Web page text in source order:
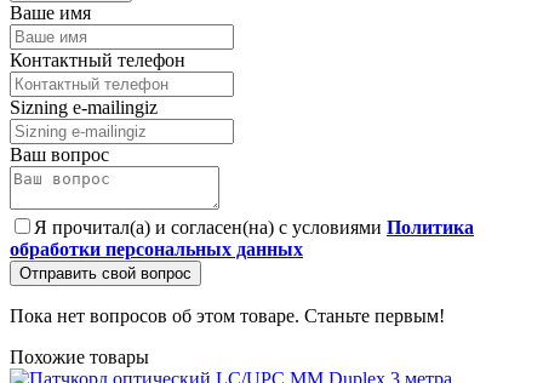
Ваше имя
Контактный телефон
Sizning e-mailingiz
Ваш вопрос
Я прочитал(а) и согласен(на) с условиями Политика
обработки персональных данных
Отправить свой вопрос
Пока нет вопросов об этом товаре. Станьте первым!
Похожие товары